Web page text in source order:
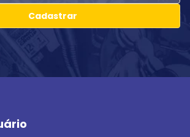
Cadastrar